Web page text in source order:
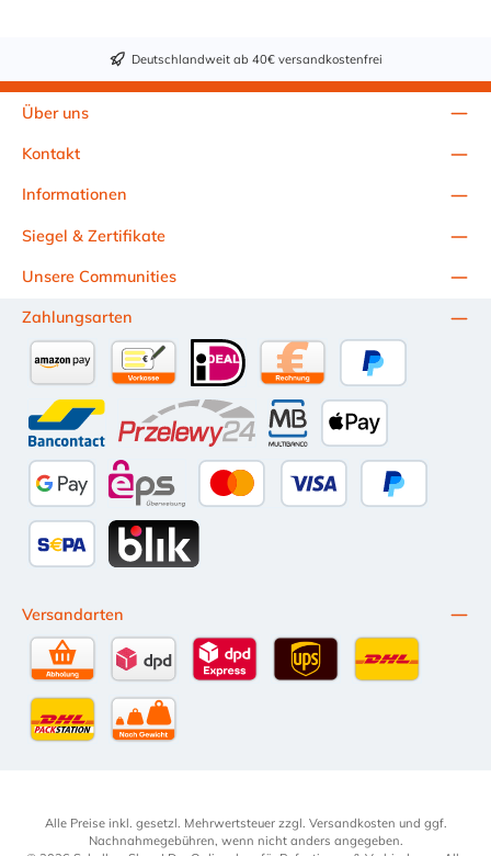
Deutschlandweit ab 40€ versandkostenfrei
Über uns
Kontakt
Informationen
Unsere Communities
Siegel & Zertifikate
Zahlungsarten
PayPal
iDEAL Kauf auf Rechnung (10 Tage
Bancontact Przelewy24 Multibanco Apple Pay
Google Pay eps
Amazon Pay Vorkasse per Überweisung
Versandarten
DPD Standardversand
Selbstabholung
Alle Preise inkl. gesetzl. Mehrwertsteuer zzgl. Versandkosten und ggf.
Nachnahmegebühren, wenn nicht anders angegeben.